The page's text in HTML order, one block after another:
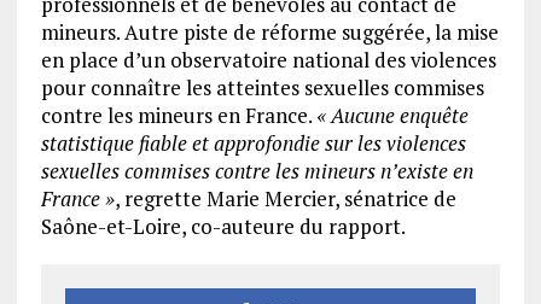
mineurs. Autre piste de réforme suggérée, la mise
en place d’un observatoire national des violences
pour connaître les atteintes sexuelles commises
contre les mineurs en France. « Aucune enquête
statistique fiable et approfondie sur les violences
sexuelles commises contre les mineurs n’existe en
France », regrette Marie Mercier, sénatrice de
Saône-et-Loire, co-auteure du rapport.